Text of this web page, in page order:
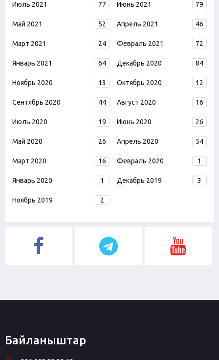
Июль 2021 77 Июнь 2021 79
Май 2021 52 Апрель 2021 46
Март 2021 24 Февраль 2021 72
Январь 2021 64 Декабрь 2020 84
Ноябрь 2020 13 Октябрь 2020 12
Сентябрь 2020 44 Август 2020 16
Июль 2020 19 Июнь 2020 26
Май 2020 26 Апрель 2020 54
Март 2020 16 Февраль 2020 1
Январь 2020 1 Декабрь 2019 3
Ноябрь 2019 2
Байланыштар